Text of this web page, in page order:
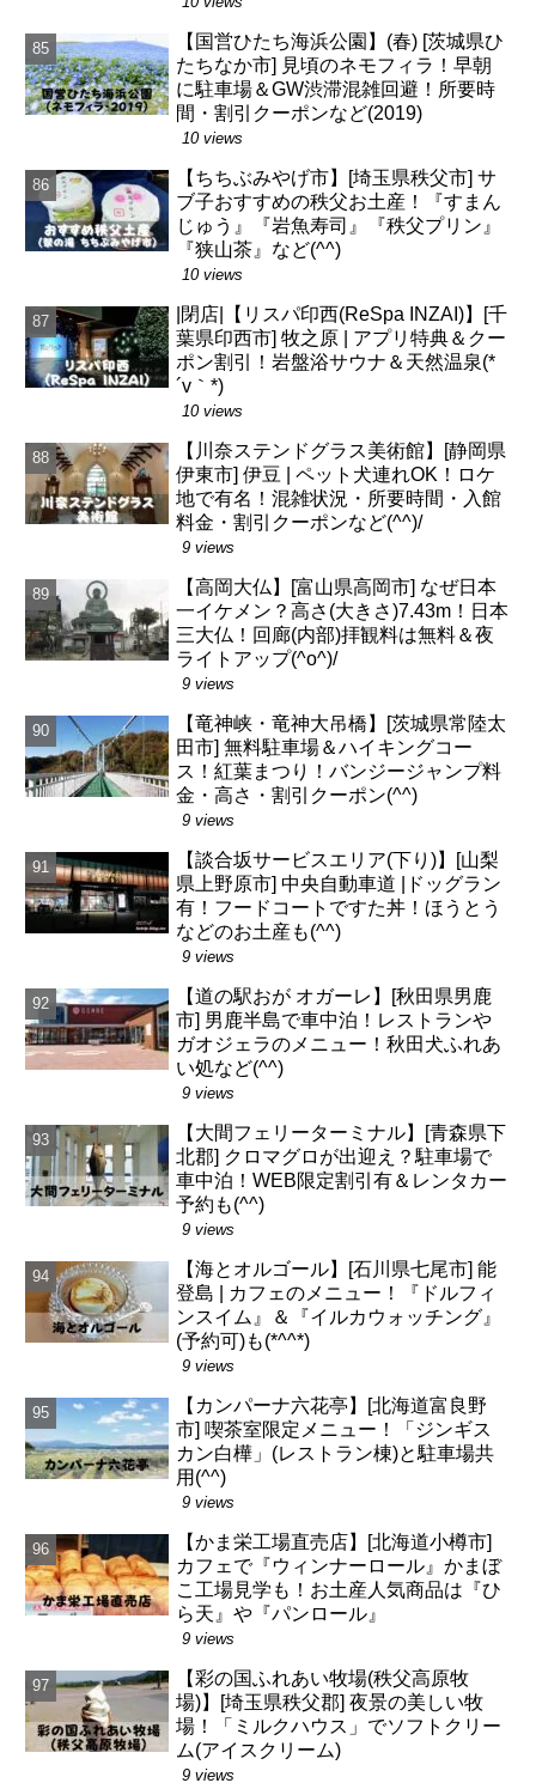
【国営ひたち海浜公園】(春) [茨城県ひ
たちなか市] 見頃のネモフィラ！早朝
に駐車場＆GW渋滞混雑回避！所要時
間・割引クーポンなど(2019)
10 views
【ちちぶみやげ市】[埼玉県秩父市] サ
ブ子おすすめの秩父お土産！『すまん
じゅう』『岩魚寿司』『秩父プリン』
『狭山茶』など(^^)
10 views
|閉店|【リスパ印西(ReSpa INZAI)】[千
葉県印西市] 牧之原 | アプリ特典＆クー
ポン割引！岩盤浴サウナ＆天然温泉(*
´v｀*)
10 views
【川奈ステンドグラス美術館】[静岡県
伊東市] 伊豆 | ペット犬連れOK！ロケ
地で有名！混雑状況・所要時間・入館
料金・割引クーポンなど(^^)/
9 views
【高岡大仏】[富山県高岡市] なぜ日本
一イケメン？高さ(大きさ)7.43m！日本
三大仏！回廊(内部)拝観料は無料＆夜
ライトアップ(^o^)/
9 views
【竜神峡・竜神大吊橋】[茨城県常陸太
田市] 無料駐車場＆ハイキングコー
ス！紅葉まつり！バンジージャンプ料
金・高さ・割引クーポン(^^)
9 views
【談合坂サービスエリア(下り)】[山梨
県上野原市] 中央自動車道 |ドッグラン
有！フードコートですた丼！ほうとう
などのお土産も(^^)
9 views
【道の駅おが オガーレ】[秋田県男鹿
市] 男鹿半島で車中泊！レストランや
ガオジェラのメニュー！秋田犬ふれあ
い処など(^^)
9 views
【大間フェリーターミナル】[青森県下
北郡] クロマグロが出迎え？駐車場で
車中泊！WEB限定割引有＆レンタカー
予約も(^^)
9 views
【海とオルゴール】[石川県七尾市] 能
登島 | カフェのメニュー！『ドルフィ
ンスイム』＆『イルカウォッチング』
(予約可)も(*^^*)
9 views
【カンパーナ六花亭】[北海道富良野
市] 喫茶室限定メニュー！「ジンギス
カン白樺」(レストラン棟)と駐車場共
用(^^)
9 views
【かま栄工場直売店】[北海道小樽市]
カフェで『ウィンナーロール』かまぼ
こ工場見学も！お土産人気商品は『ひ
ら天』や『パンロール』
9 views
【彩の国ふれあい牧場(秩父高原牧
場)】[埼玉県秩父郡] 夜景の美しい牧
場！「ミルクハウス」でソフトクリー
ム(アイスクリーム)
9 views